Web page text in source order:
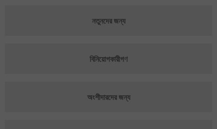
নতুনদের জন্য
বিনিয়োগকারীগণ
অংশীদারদের জন্য